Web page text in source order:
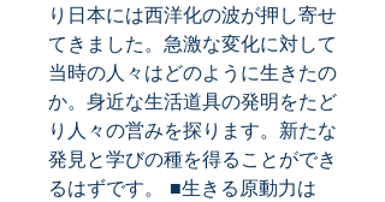
り日本には西洋化の波が押し寄せ
てきました。急激な変化に対して
当時の人々はどのように生きたの
か。身近な生活道具の発明をたど
り人々の営みを探ります。新たな
発見と学びの種を得ることができ
るはずです。 ■生きる原動力は